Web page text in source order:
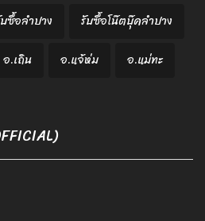
ซื้อลำปาง
รับซื้อโน๊ตบุ๊คลำปาง
อ.เถิน อ.แจ้ห่ม
อ.แม่ทะ